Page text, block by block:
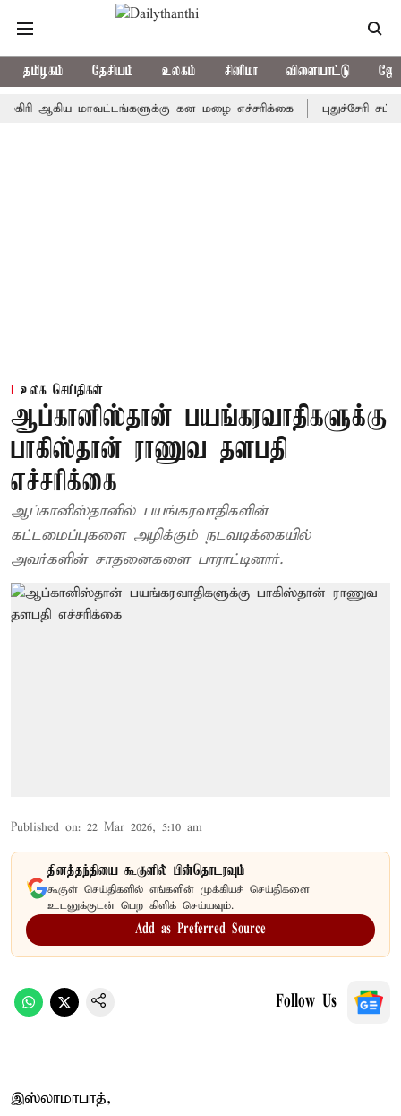
தமிழகம் தேசியம் உலகம் சினிமா விளையாட்டு
மாவட்டங்களுக்கு கன மழை எச்சரிக்கை புதுச்சேரி
உலக செய்திகள்
ஆப்கானிஸ்தான் பயங்கரவாதிகளுக்கு
பாகிஸ்தான் ராணுவ தளபதி
எச்சரிக்கை
ஆப்கானிஸ்தானில் பயங்கரவாதிகளின்
கட்டமைப்புகளை அழிக்கும் நடவடிக்கையில்
அவர்களின் சாதனைகளை பாராட்டினார்.
Published on: 22 Mar 2026, 5:10 am
தினத்தந்தியை கூகுளில் பின்தொடரவும்
கூகுள் செய்திகளில் எங்களின் முக்கியச் செய்திகளை
உடனுக்குடன் பெற கிளிக் செய்யவும்.
Add as Preferred Source
Follow Us
இஸ்லாமாபாத்,